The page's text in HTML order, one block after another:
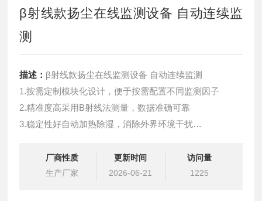
β射线款扬尘在线监测设备 自动连续监
测
描述： β射线款扬尘在线监测设备 自动连续监测
1.按需定制模块化设计，便于按需配置不同监测因子
2.精准度高采用B射线法测量，数据准确可靠
3.稳定性好自动加热除湿，消除外界环境干扰
5.自动采样 间隔1小时采样并记录相关数据
6.便于布点 4G 无线传输稳定，适合大规模网格化布点
厂商性质
生产厂家
更新时间
2026-06-21
访问量
1225